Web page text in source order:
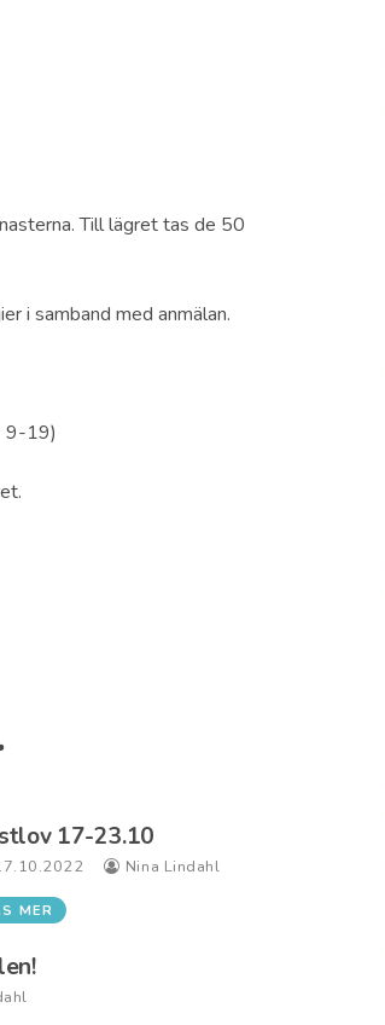
Till lägret tas de 50
i samband med anmälan.
9-19)
17-23.10
Nina Lindahl
MER